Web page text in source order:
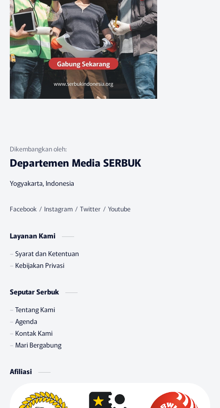
Departemen Media SERBUK
Yogyakarta, Indonesia
Layanan Kami
Syarat dan Ketentuan
Kebijakan Privasi
Seputar Serbuk
Tentang Kami
Agenda
Kontak Kami
Mari Bergabung
Afiliasi